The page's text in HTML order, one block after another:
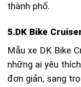
thành phố.
5.DK Bike
Mẫu xe DK Bike
những ai yêu
đơn giản, sang